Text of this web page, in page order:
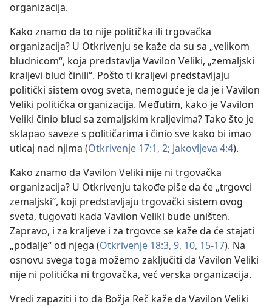
organizacija.
Kako znamo da to nije politička ili trgovačka
organizacija? U Otkrivenju se kaže da su sa „velikom
bludnicom“, koja predstavlja Vavilon Veliki, „zemaljski
kraljevi blud činili“. Pošto ti kraljevi predstavljaju
politički sistem ovog sveta, nemoguće je da je i Vavilon
Veliki politička organizacija. Međutim, kako je Vavilon
Veliki činio blud sa zemaljskim kraljevima? Tako što je
sklapao saveze s političarima i činio sve kako bi imao
uticaj nad njima (Otkrivenje 17:1, 2; Jakovljeva 4:4).
Kako znamo da Vavilon Veliki nije ni trgovačka
organizacija? U Otkrivenju takođe piše da će „trgovci
zemaljski“, koji predstavljaju trgovački sistem ovog
sveta, tugovati kada Vavilon Veliki bude uništen.
Zapravo, i za kraljeve i za trgovce se kaže da će stajati
„podalje“ od njega (Otkrivenje 18:3, 9, 10, 15-17). Na
osnovu svega toga možemo zaključiti da Vavilon Veliki
nije ni politička ni trgovačka, već verska organizacija.
Vredi zapaziti i to da Božja Reč kaže da Vavilon Veliki